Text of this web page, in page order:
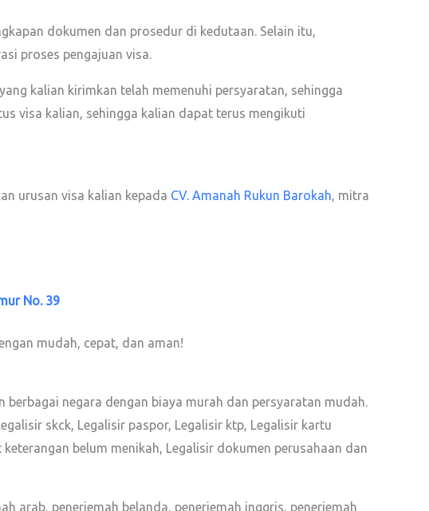
dokumen dan prosedur di kedutaan. Selain itu,
proses pengajuan visa.
kalian kirimkan telah memenuhi persyaratan, sehingga
visa kalian, sehingga kalian dapat terus mengikuti
urusan visa kalian kepada CV. Amanah Rukun Barokah, mitra
No. 39
mudah, cepat, dan aman!
berbagai negara dengan biaya murah dan persyaratan mudah.
skck, Legalisir paspor, Legalisir ktp, Legalisir kartu
belum menikah, Legalisir dokumen perusahaan dan
arab, penerjemah belanda, penerjemah inggris, penerjemah